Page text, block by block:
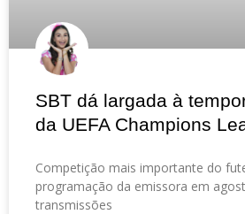
SBT dá largada à
da UEFA Champions
Competição mais importante do
programação da emissora em
transmissões